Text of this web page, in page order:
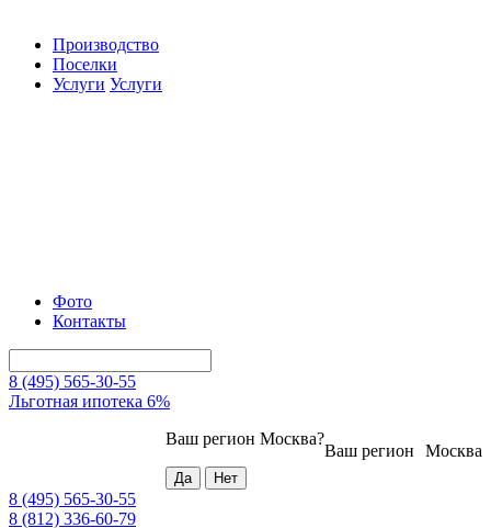
Производство
Поселки
Услуги Услуги
Фото
Контакты
8 (495) 565-30-55
Льготная ипотека 6%
Москва
Ваш регион
Ваш регион Москва?
8 (495) 565-30-55
8 (812) 336-60-79